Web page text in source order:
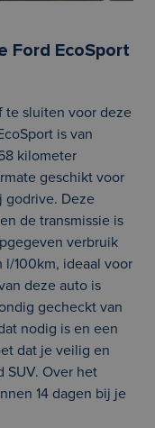
Ford EcoSport
te sluiten voor deze
is van
kilometer
geschikt voor
godrive. Deze
de transmissie is
verbruik
l/100km, ideaal voor
deze auto is
gecheckt van
nodig is en een
dat je veilig en
SUV. Over het
14 dagen bij je